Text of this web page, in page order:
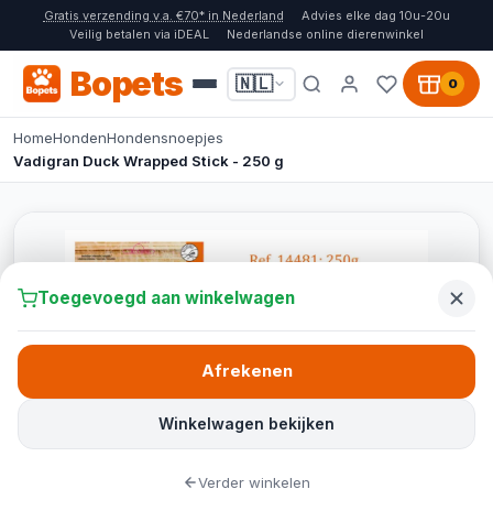
Gratis verzending v.a. €70* in Nederland
Advies elke dag 10u-20u
Veilig betalen via iDEAL
Nederlandse online dierenwinkel
Bopets 🇳🇱 0
HomeHondenHondensnoepjes
Vadigran Duck Wrapped Stick - 250 g
Toegevoegd aan winkelwagen
Winkelwagen bekijken
Afrekenen
Verder winkelen